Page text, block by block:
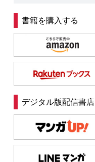
書籍を購入する
デジタル版配信書店